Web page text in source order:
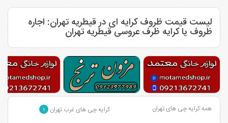
لیست قیمت ظروف کرایه ای در قیطریه تهران: اجاره
ظروف یا کرایه ظرف عروسی قیطریه تهران
همه کرایه چی های تهران کرایه چی های غرب تهران ۱